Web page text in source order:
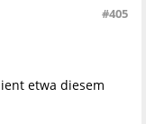
#405
etwa diesem